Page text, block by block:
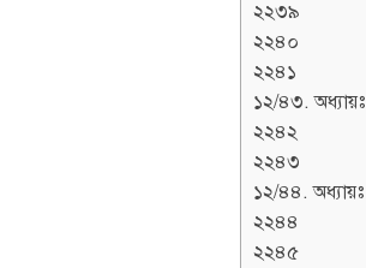
২২৩৯
২২৪০
২২৪১
১২/৪৩. অধ্যায়ঃ
২২৪২
২২৪৩
১২/৪৪. অধ্যায়ঃ
২২৪৪
২২৪৫